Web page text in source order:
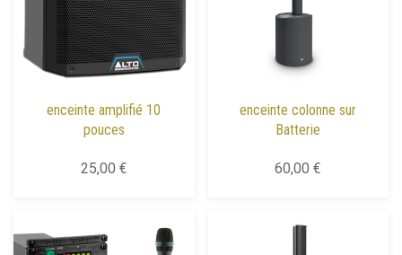
enceinte amplifié 10
pouces
25,00 €
enceinte colonne sur
Batterie
60,00 €